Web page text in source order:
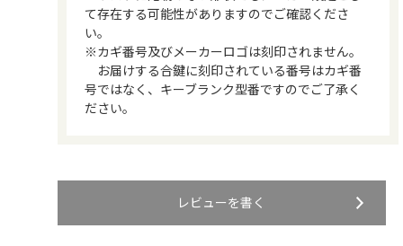
て存在する可能性がありますのでご確認くださ
い。
※カギ番号及びメーカーロゴは刻印されません。
お届けする合鍵に刻印されている番号はカギ番
号ではなく、キーブランク型番ですのでご了承く
ださい。
レビューを書く